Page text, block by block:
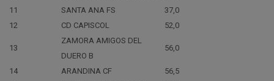
11
SANTA ANA FS
37,0
12
CD CAPISCOL 52,0
13
ZAMORA AMIGOS DEL
DUERO B
56,0
14 ARANDINA CF
56,5